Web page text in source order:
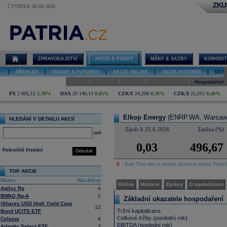
ČTVRTEK 06.08.2026
Elkop Energy
ZPRAVODAJSTVÍ AKCIE & FONDY MĚNY & SAZBY
PŘEHLED INDEXY A FUTURES AKCIE ONLINE AKCIE HISTORIE
Hospodaření
PX 2 805,12 1,30% DAX 26 140,13 0,05% CZK/€ 24,208 0,20% CZK/$ 21,015 0,48%
HLEDÁNÍ V DETAILU AKCIÍ
select
Odeslat
Pokročilé hledání
TOP AKCIE
Název
Návštěvy
Agilyx Rg
4
BWAQ Rg-A
2
iShares USD High Yield Corp
Bond UCITS ETF
12
Celsius
4
Elkop Energy (ENRP.WA,
Závěr k 25.6.2026 Změna (%)
0,03 496,67
R - Real-Time data si mohou aktivovat klienti
Online Historie Zprávy O společnosti
Základní ukazatele hospodaření
Tržní kapitalizace
Celkové tržby (poslední rok)
EBITDA (poslední rok)